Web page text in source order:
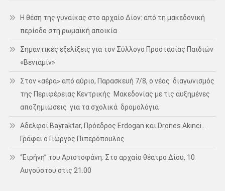
Η θέση της γυναίκας στο αρχαίο Δίον: από τη μακεδονική
περίοδο στη ρωμαϊκή αποικία
Σημαντικές εξελίξεις για τον Σύλλογο Προστασίας Παιδιών
«Βενιαμίν»
Στον «αέρα» από αύριο, Παρασκευή 7/8, ο νέος διαγωνισμός
της Περιφέρειας Κεντρικής Μακεδονίας με τις αυξημένες
αποζημιώσεις για τα σχολικά δρομολόγια
Αδελφοί Bayraktar, Πρόεδρος Erdogan και Drones Akinci…
Γράφει ο Γιώργος Πιπερόπουλος
“Ειρήνη” του Αριστοφάνη: Στο αρχαίο θέατρο Δίου, 10
Αυγούστου στις 21.00